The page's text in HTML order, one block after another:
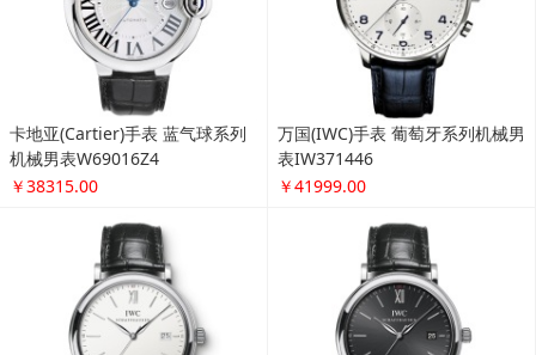
劳力士(ROLEX)手表 黑鬼潜航者
系列自动机械男表黑水鬼116610
LN-97200黑盘
￥52999.00
欧米茄（OMEGA）手表 碟飞系
列机械男表424.10.37.20.03.001
￥20399.00